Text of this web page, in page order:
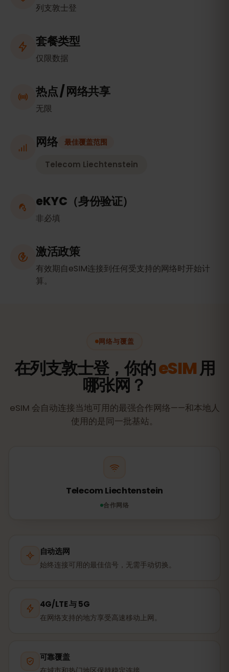
列支敦士登
套餐类型
仅限数据
热点 / 网络共享
无限
网络 最佳覆盖范围
Telecom Liechtenstein
eKYC（身份验证）
非必填
激活政策
有效期自eSIM连接到任何受支持的网络时开始计
算。
网络与覆盖
在列支敦士登，你的eSIM用
哪张网？
eSIM 会自动连接当地可用的最强合作网络——和本地人
使用的是同一批基站。
Telecom Liechtenstein
合作网络
自动选网
始终连接可用的最佳信号，无需手动切换。
4G/LTE 与 5G
在网络支持的地方享受高速移动上网。
可靠覆盖